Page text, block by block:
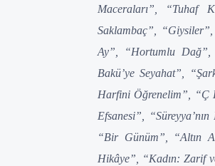
Maceraları”, “Tuhaf
Saklambaç”,
Ay”, “Hortumlu
Bakü’ye Seyahat”,
Harfini Öğrenelim”, “Ç
Efsanesi”,
“Bir Günüm”, “Altın
Hikâye”, “Kadın: Zarif